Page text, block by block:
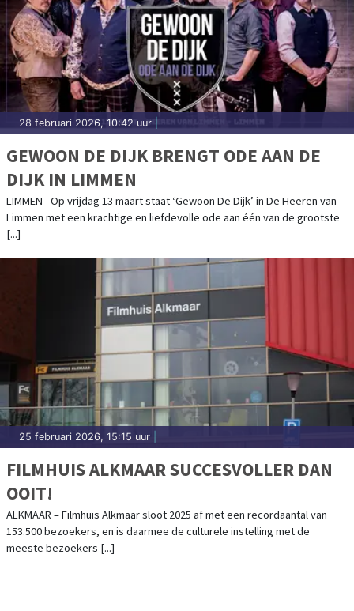
28 februari 2026, 10:42 uur|
GEWOON DE DIJK BRENGT ODE AAN DE
DIJK IN LIMMEN
LIMMEN - Op vrijdag 13 maart staat ‘Gewoon De Dijk’ in De Heeren van
Limmen met een krachtige en liefdevolle ode aan één van de grootste
[...]
25 februari 2026, 15:15 uur
FILMHUIS ALKMAAR SUCCESVOLLER DAN
OOIT!
ALKMAAR – Filmhuis Alkmaar sloot 2025 af met een recordaantal van
153.500 bezoekers, en is daarmee de culturele instelling met de
meeste bezoekers [...]